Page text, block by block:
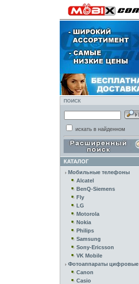
ПОИСК
искать в найденном
КАТАЛОГ
Мобильные телефоны
Alcatel
BenQ-Siemens
Fly
LG
Motorola
Nokia
Philips
Samsung
Sony-Ericsson
VK Mobile
Фотоаппараты цифровые
Canon
Casio